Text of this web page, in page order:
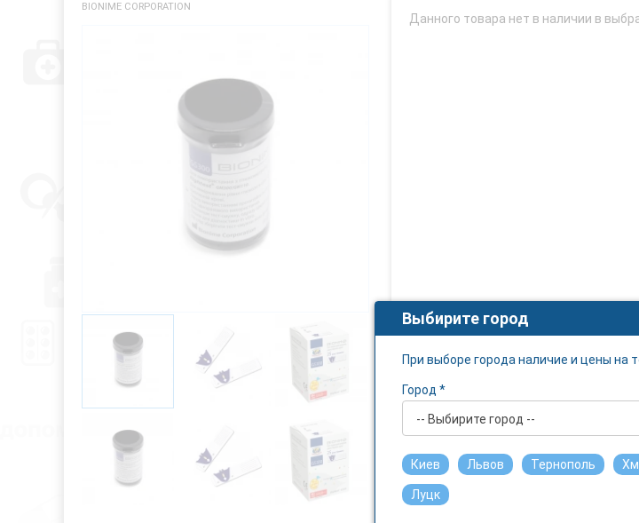
BIONIME CORPORATION
Данного товара нет в наличии в
Выбирите город
При выборе города наличие и цены на
Город *
-- Выбирите город --
Киев Львов Тернополь
Луцк